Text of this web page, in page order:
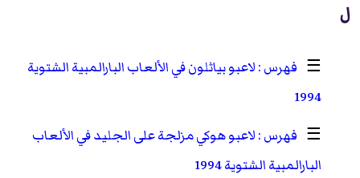
ل
☰
لاعبو بياثلون في الألعاب البارالمبية الشتوية
1994
☰
لاعبو هوكي مزلجة على الجليد في الألعاب
البارالمبية الشتوية 1994